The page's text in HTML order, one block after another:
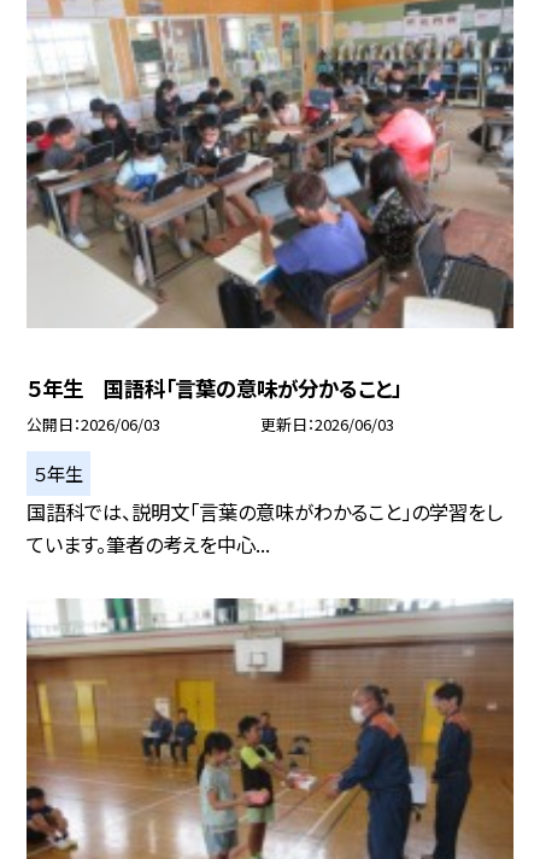
５年生 国語科「言葉の意味が分かること」
公開日 2026/06/03 更新日 2026/06/03
５年生
国語科では、説明文「言葉の意味がわかること」の学習をし
ています。筆者の考えを中心...